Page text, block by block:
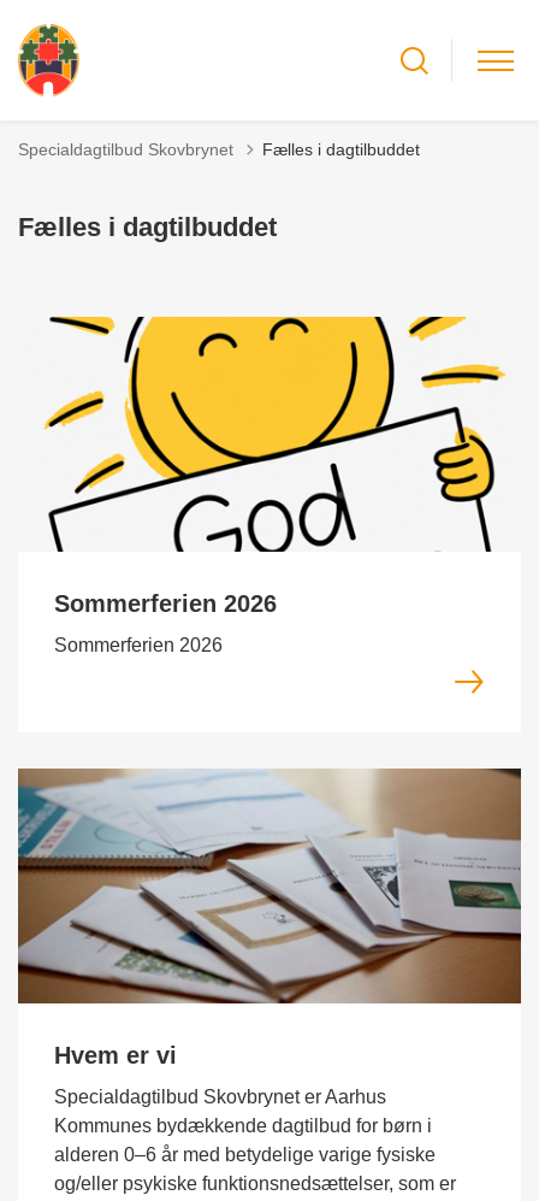
Specialdagtilbud Skovbrynet Fælles i dagtilbuddet
Fælles i dagtilbuddet
Sommerferien 2026
Sommerferien 2026
Hvem er vi
Specialdagtilbud Skovbrynet er Aarhus
Kommunes bydækkende dagtilbud for børn i
alderen 0–6 år med betydelige varige fysiske
og/eller psykiske funktionsnedsættelser, som er